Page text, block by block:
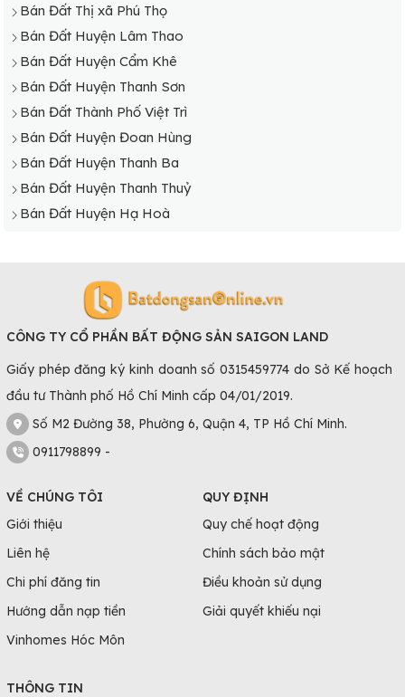
Bán Đất Thị xã Phú Thọ
Bán Đất Huyện Lâm Thao
Bán Đất Huyện Cẩm Khê
Bán Đất Huyện Thanh Sơn
Bán Đất Thành Phố Việt Trì
Bán Đất Huyện Đoan Hùng
Bán Đất Huyện Thanh Ba
Bán Đất Huyện Thanh Thuỷ
Bán Đất Huyện Hạ Hoà
CÔNG TY CỔ PHẦN BẤT ĐỘNG SẢN SAIGON LAND
Giấy phép đăng ký kinh doanh số 0315459774 do Sở Kế hoạch
đầu tư Thành phố Hồ Chí Minh cấp 04/01/2019.
Số M2 Đường 38, Phường 6, Quận 4, TP Hồ Chí Minh.
0911798899 -
VỀ CHÚNG TÔI
Giới thiệu
Liên hệ
Chi phí đăng tin
Hướng dẫn nạp tiền
Vinhomes Hóc Môn
QUY ĐỊNH
Quy chế hoạt động
Chính sách bảo mật
Điều khoản sử dụng
Giải quyết khiếu nại
THÔNG TIN